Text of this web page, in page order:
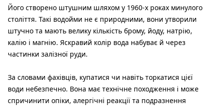
Його створено штушним шляхом у 1960-х роках минулого
століття. Такі водойми не є природними, вони утворили
штучно та мають велику кількість брому, йоду, натрію,
калію і магнію. Яскравий колір вода набуває й через
частинки залізної руди.
За словами фахівців, купатися чи навіть торкатися цієї
води небезпечно. Вона має технічне походження і може
спричинити опіки, алергічні реакції та подразнення